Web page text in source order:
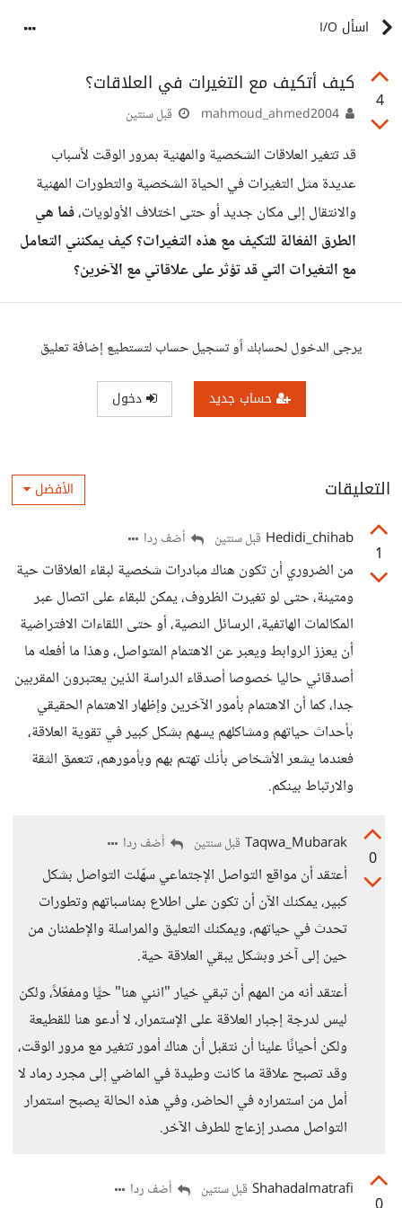
اسأل I/O
4
كيف أتكيف مع التغيرات في العلاقات؟
قبل سنتين
قد تتغير العلاقات الشخصية والمهنية بمرور الوقت لأسباب
عديدة مثل التغيرات في الحياة الشخصية والتطورات المهنية
والانتقال إلى مكان جديد أو حتى اختلاف الأولويات،فما هي
الطرق الفعّالة للتكيف مع هذه التغيرات؟ كيف يمكنني التعامل
مع التغيرات التي قد تؤثر على علاقاتي مع الآخرين؟
يرجى الدخول لحسابك أو تسجيل حساب لتستطيع إضافة تعليق
حساب جديد دخول
التعليقات الأفضل
1
Hedidi_chihab قبل سنتين أضف ردا
من الضروري أن تكون هناك مبادرات شخصية لبقاء العلاقات حية
ومتينة، حتى لو تغيرت الظروف، يمكن للبقاء على اتصال عبر
المكالمات الهاتفية، الرسائل النصية، أو حتى اللقاءات الافتراضية
أن يعزز الروابط ويعبر عن الاهتمام المتواصل، وهذا ما أفعله ما
أصدقائي حاليا خصوصا أصدقاء الدراسة الذين يعتبرون المقربين
جدا، كما أن الاهتمام بأمور الآخرين وإظهار الاهتمام الحقيقي
بأحداث حياتهم ومشاكلهم يسهم بشكل كبير في تقوية العلاقة،
فعندما يشعر الأشخاص بأنك تهتم بهم وبأمورهم، تتعمق الثقة
والارتباط بينكم.
0
Taqwa_Mubarak قبل سنتين أضف ردا
أعتقد أن مواقع التواصل الإجتماعي سهّلت التواصل بشكل
كبير، يمكنك الآن أن تكون على اطلاع بمناسباتهم وتطورات
تحدث في حياتهم، ويمكنك التعليق والمراسلة والإطمئنان من
حين إلى آخر وبشكل يبقي العلاقة حية.
أعتقد أنه من المهم أن تبقي خيار "انني هنا" حيًّا ومفعّلاً، ولكن
ليس لدرجة إجبار العلاقة على الإستمرار، لا أدعو هنا للقطيعة
ولكن أحيانًا علينا أن نتقبل أن هناك أمور تتغير مع مرور الوقت،
وقد تصبح علاقة ما كانت وطيدة في الماضي إلى مجرد رماد لا
أمل من استمراره في الحاضر، وفي هذه الحالة يصبح استمرار
التواصل مصدر إزعاج للطرف الآخر.
Shahadalmatrafi قبل سنتين أضف ردا